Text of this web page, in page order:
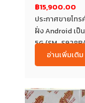
฿15,900.00
ประกาศขายโท
ฝั่ง Android เป็
5G (SM-S928B/
อ่านเพิ่มเติม